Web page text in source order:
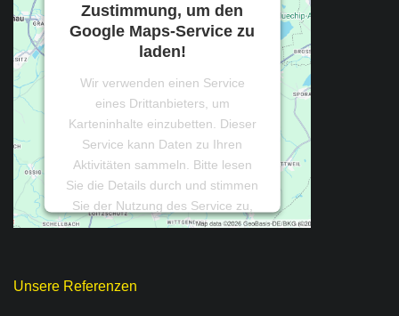
Zustimmung, um den
Google Maps-Service zu
laden!
Wir verwenden einen Service
eines Drittanbieters, um
Karteninhalte einzubetten. Dieser
Service kann Daten zu Ihren
Aktivitäten sammeln. Bitte lesen
Sie die Details durch und stimmen
Sie der Nutzung des Service zu,
um diese Karte anzuzeigen.
Unsere Referenzen